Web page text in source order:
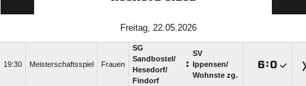
Freitag, 22.05.2026
19:30 Meisterschaftsspiel Frauen
SG
Sandbostel/​
Hesedorf/​
Findorf
:
SV
Ippensen/​
Wohnste zg.
: